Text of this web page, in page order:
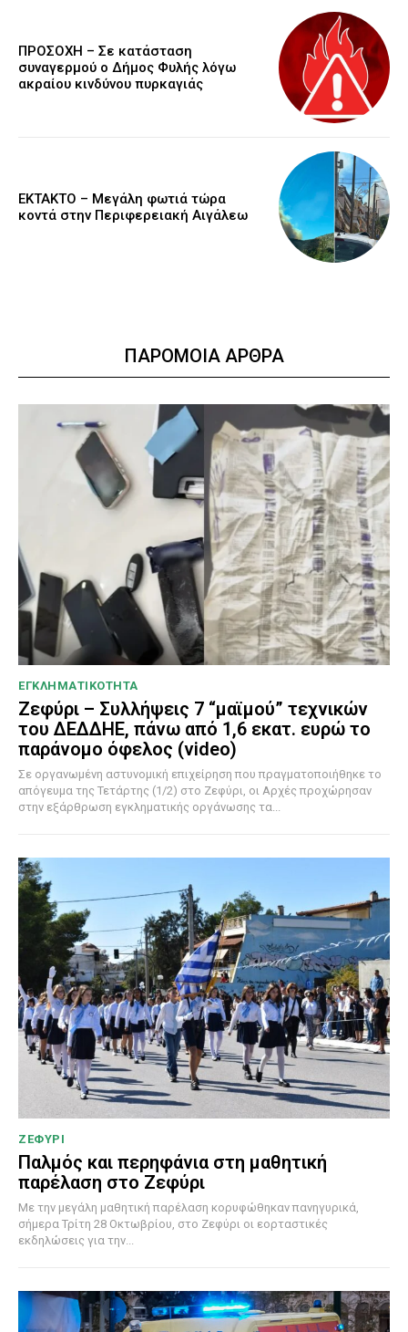
ΠΡΟΣΟΧΗ – Σε κατάσταση
συναγερμού ο Δήμος Φυλής λόγω
ακραίου κινδύνου πυρκαγιάς
ΕΚΤΑΚΤΟ – Μεγάλη φωτιά τώρα
κοντά στην Περιφερειακή Αιγάλεω
ΠΑΡΟΜΟΙΑ ΑΡΘΡΑ
ΕΓΚΛΗΜΑΤΙΚΟΤΗΤΑ
Ζεφύρι – Συλλήψεις 7 “μαϊμού” τεχνικών
του ΔΕΔΔΗΕ, πάνω από 1,6 εκατ. ευρώ το
παράνομο όφελος (video)
Σε οργανωμένη αστυνομική επιχείρηση που πραγματοποιήθηκε το
απόγευμα της Τετάρτης (1/2) στο Ζεφύρι, οι Αρχές προχώρησαν
στην εξάρθρωση εγκληματικής οργάνωσης τα...
ΖΕΦΥΡΙ
Παλμός και περηφάνια στη μαθητική
παρέλαση στο Ζεφύρι
Με την μεγάλη μαθητική παρέλαση κορυφώθηκαν πανηγυρικά,
σήμερα Τρίτη 28 Οκτωβρίου, στο Ζεφύρι οι εορταστικές
εκδηλώσεις για την...